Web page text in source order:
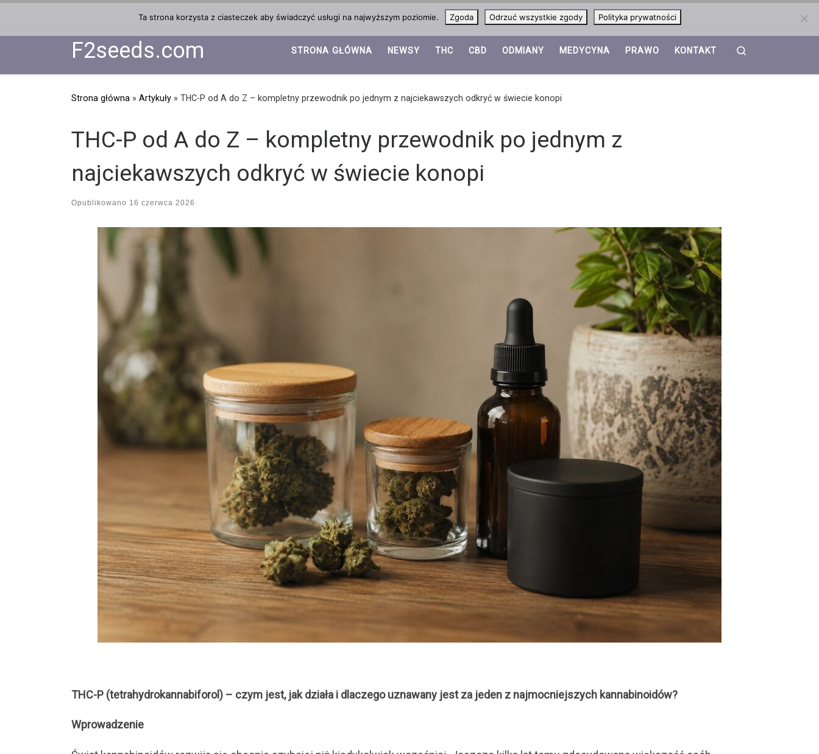
F2seeds.com STRONA GŁÓWNA NEWSY THC CBD ODMIANY MEDYCYNA PRAWO KONTAKT
Strona główna » Artykuły » THC-P od A do Z – kompletny przewodnik po jednym z najciekawszych odkryć w świecie konopi
THC-P od A do Z – kompletny przewodnik po jednym z
najciekawszych odkryć w świecie konopi
Opublikowano 16 czerwca 2026
THC-P (tetrahydrokannabiforol) – czym jest, jak działa i dlaczego uznawany jest za jeden z najmocniejszych kannabinoidów?
Wprowadzenie
Ta strona korzysta z ciasteczek aby świadczyć usługi na najwyższym poziomie. Zgoda Odrzuć wszystkie zgody Polityka prywatności